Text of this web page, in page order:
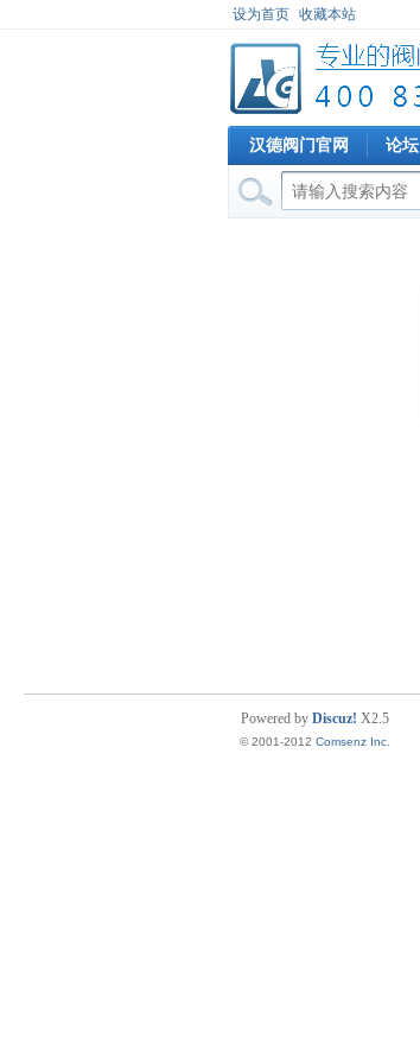
设为首页 收藏本站
汉德阀门官网 论坛
Powered by Discuz! X2.5
© 2001-2012 Comsenz Inc.